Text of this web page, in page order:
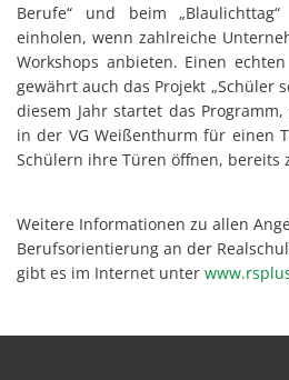
Berufe“ und beim
einholen, wenn zahlreiche
Workshops anbieten. Einen
gewährt auch das Projekt „Schüler
diesem Jahr startet das
in der VG Weißenthurm für einen
Schülern ihre Türen öffnen, bereits
Weitere Informationen zu allen
Berufsorientierung an der
gibt es im Internet unter